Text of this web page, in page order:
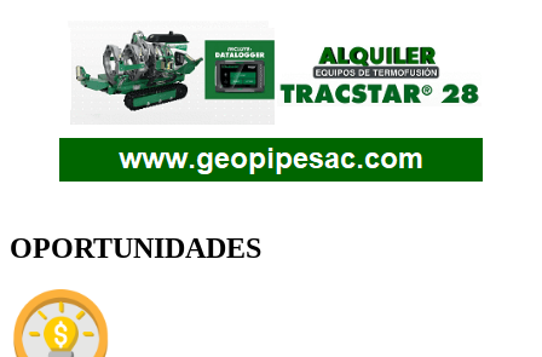
OPORTUNIDADES